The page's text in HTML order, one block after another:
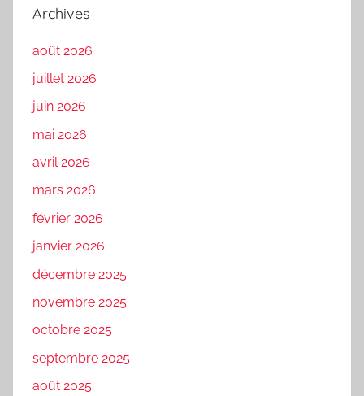
Archives
août 2026
juillet 2026
juin 2026
mai 2026
avril 2026
mars 2026
février 2026
janvier 2026
décembre 2025
novembre 2025
octobre 2025
septembre 2025
août 2025